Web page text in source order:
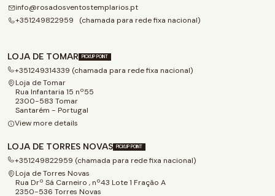
info@rosadosventostemplarios.pt
+351249822959 (chamada para rede fixa nacional)
LOJA DE TOMAR PICKUP POINT
+351249314339 (chamada para rede fixa nacional)
Loja de Tomar
Rua Infantaria 15 nº55
2300-583 Tomar
Santarém - Portugal
View more details
LOJA DE TORRES NOVAS PICKUP POINT
+351249822959 (chamada para rede fixa nacional)
Loja de Torres Novas
Rua Drº Sá Carneiro , nº43 Lote 1 Fração A
2350-536 Torres Novas